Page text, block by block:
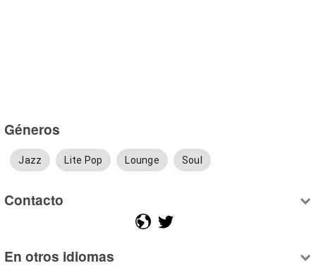
Géneros
Jazz Lite Pop Lounge Soul
Contacto
En otros idiomas